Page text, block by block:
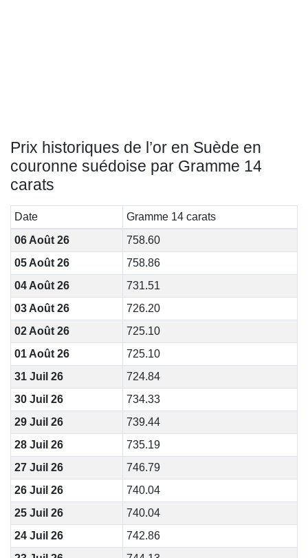
Prix historiques de l’or en Suède en
couronne suédoise par Gramme 14
carats
Date
Gramme 14 carats
06 Août 26
758.60
05 Août 26
758.86
04 Août 26
731.51
03 Août 26
726.20
02 Août 26
725.10
01 Août 26
725.10
31 Juil 26
724.84
30 Juil 26
734.33
29 Juil 26
739.44
28 Juil 26
735.19
27 Juil 26
746.79
26 Juil 26
740.04
25 Juil 26
740.04
24 Juil 26
742.86